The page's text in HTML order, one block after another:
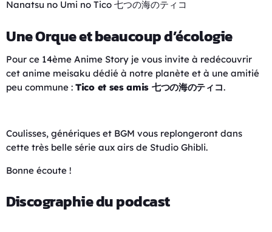
Nanatsu no Umi no Tico 七つの海のティコ
Une Orque et beaucoup d’écologie
Pour ce 14ème Anime Story je vous invite à redécouvrir
cet anime meisaku dédié à notre planète et à une amitié
peu commune : Tico et ses amis 七つの海のティコ.
Coulisses, génériques et BGM vous replongeront dans
cette très belle série aux airs de Studio Ghibli.
Bonne écoute !
Discographie du podcast